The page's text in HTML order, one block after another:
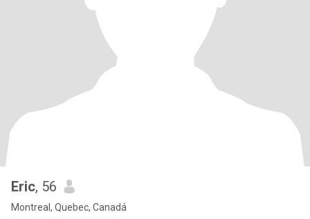
Eric, 56
Montreal, Quebec, Canadá